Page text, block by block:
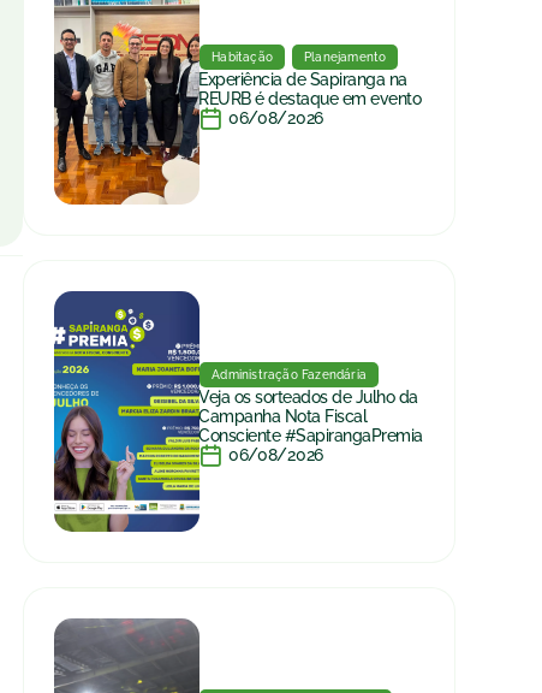
Habitação Planejamento
Experiência de Sapiranga na
REURB é destaque em evento
06/08/2026
Administração Fazendária
Veja os sorteados de Julho da
Campanha Nota Fiscal
Consciente #SapirangaPremia
06/08/2026